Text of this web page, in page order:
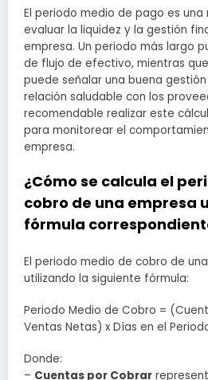
El periodo medio de pago es
evaluar la liquidez y la gestión
empresa. Un periodo más largo
de flujo de efectivo, mientras
puede señalar una buena
relación saludable con los
recomendable realizar este
para monitorear el
empresa.
¿Cómo se calcula el
cobro de una empresa
fórmula
El periodo medio de cobro de
utilizando la siguiente fórmula:
Periodo Medio de Cobro =
Ventas Netas) x Días en el
Donde:
– Cuentas por Cobrar